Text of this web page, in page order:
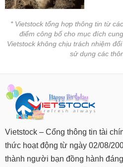
* Vietstock tổng hợp thông tin từ
điểm công bố cho mục đích
Vietstock không chịu trách nhiệm
sử dụng các
Vietstock – Cổng thông tin tài
thức hoạt động từ ngày 02/08/
thành người bạn đồng hành